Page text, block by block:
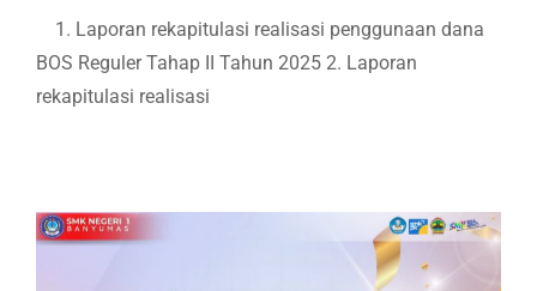
1. Laporan rekapitulasi realisasi penggunaan dana
BOS Reguler Tahap II Tahun 2025 2. Laporan
rekapitulasi realisasi